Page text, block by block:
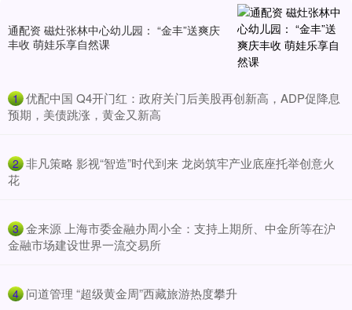
通配资 磁灶张林中心幼儿园： “金丰”送爽庆
丰收 萌娃乐享自然课
1 ​优配中国 Q4开门红：政府关门后美股再创新高，ADP促降息
预期，美债跳涨，黄金又新高
2 ​非凡策略 影视“智造”时代到来 龙岗筑牢产业底座托举创意火
花
3 ​金来源 上海市委金融办周小全：支持上期所、中金所等在沪
金融市场建设世界一流交易所
4 ​问道管理 “超级黄金周”西藏旅游热度攀升